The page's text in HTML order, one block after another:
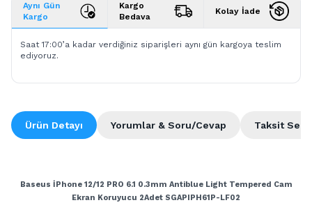
Aynı Gün
Kargo
Kargo
Bedava
Kolay İade
Saat 17:00’a kadar verdiğiniz siparişleri aynı gün kargoya teslim
ediyoruz.
Ürün Detayı Taksit
Yorumlar & Soru/Cevap
Baseus İPhone 12/12 PRO 6.1 0.3mm Antiblue Light Tempered Cam
Ekran Koruyucu 2Adet​ SGAPIPH61P-LF02